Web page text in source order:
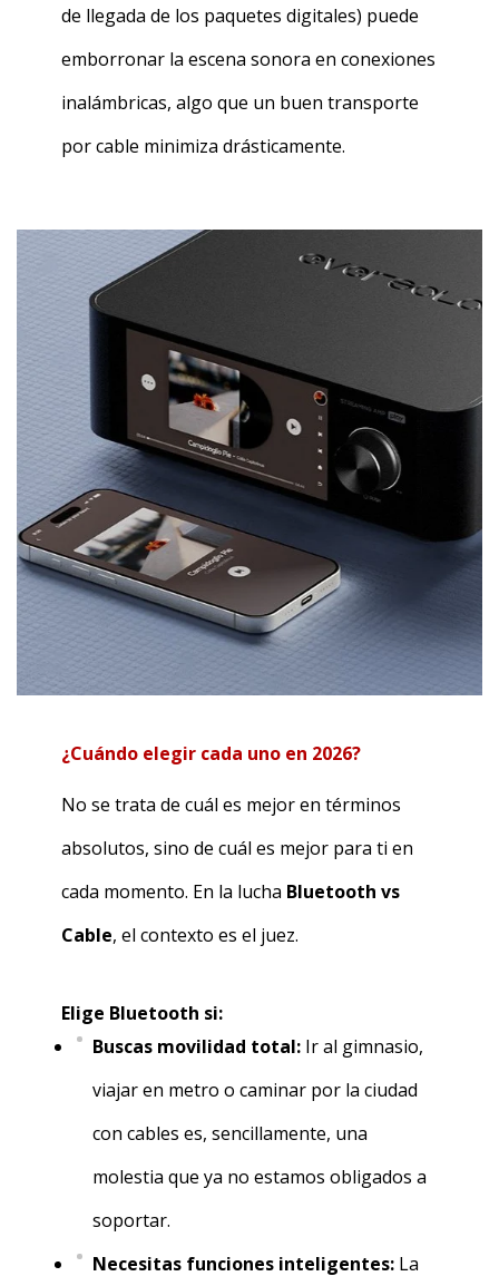
de llegada de los paquetes digitales) puede
emborronar la escena sonora en conexiones
inalámbricas, algo que un buen transporte
por cable minimiza drásticamente.
¿Cuándo elegir cada uno en 2026?
No se trata de cuál es mejor en términos
absolutos, sino de cuál es mejor para ti en
cada momento. En la lucha Bluetooth vs
Cable, el contexto es el juez.
Elige Bluetooth si:
Buscas movilidad total: Ir al gimnasio,
viajar en metro o caminar por la ciudad
con cables es, sencillamente, una
molestia que ya no estamos obligados a
soportar.
Necesitas funciones inteligentes: La